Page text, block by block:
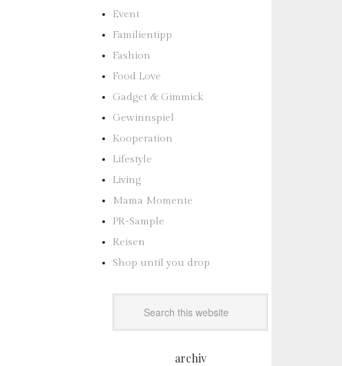
Event
Familientipp
Fashion
Food Love
Gadget & Gimmick
Gewinnspiel
Kooperation
Lifestyle
Living
Mama Momente
PR-Sample
Reisen
Shop until you drop
archiv